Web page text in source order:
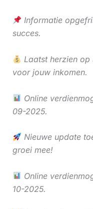
Informatie
succes.
Laatst herzien
voor jouw inkomen.
Online
09-2025.
Nieuwe update
groei mee!
Online
10-2025.